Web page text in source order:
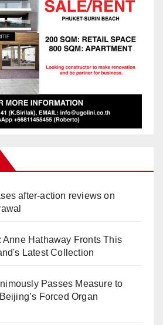
after-action reviews on
Anne Hathaway Fronts This
Latest Collection
Passes Measure to
Forced Organ